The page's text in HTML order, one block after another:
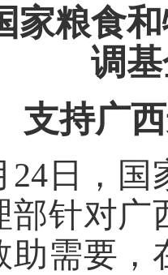
家粮食
调
支持广
24日，国
部针对广
助需要，